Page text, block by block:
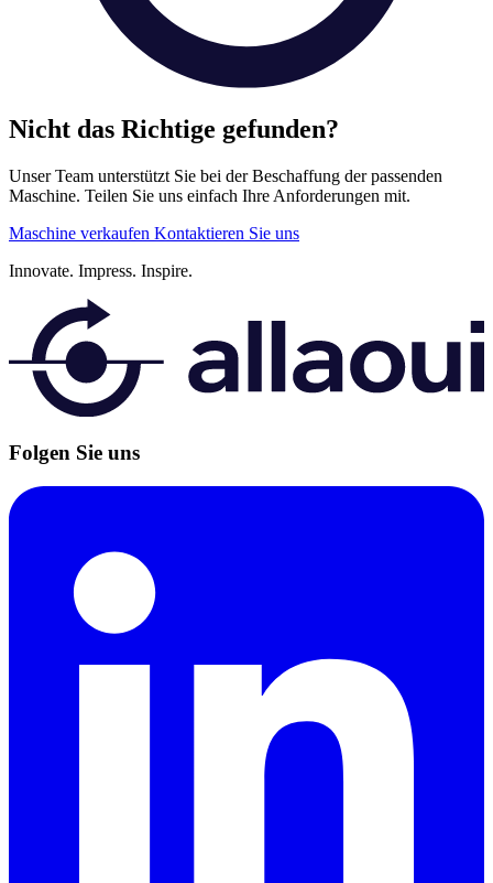
Nicht das Richtige gefunden?
Unser Team unterstützt Sie bei der Beschaffung der passenden
Maschine. Teilen Sie uns einfach Ihre Anforderungen mit.
Maschine verkaufen Kontaktieren Sie uns
Innovate. Impress. Inspire.
Folgen Sie uns